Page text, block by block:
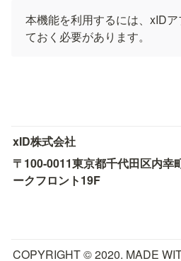
本機能を利用するには、xID
ておく必要があります。
xID株式会社
〒100-0011東京都千代田区内幸
ークフロント19F
COPYRIGHT © 2020. MADE